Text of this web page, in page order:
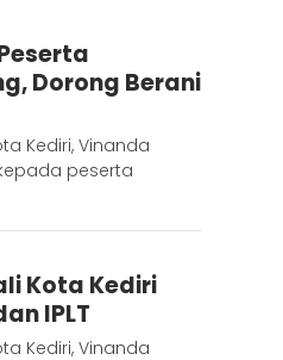
Dorong Berani
Kediri, Vinanda
peserta
Kota Kediri
IPLT
Kediri, Vinanda